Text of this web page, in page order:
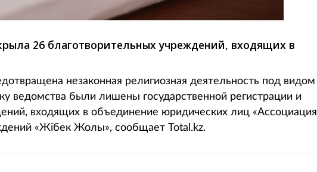
26 благотворительных учреждений, входящих в
незаконная религиозная деятельность под видом
ведомства были лишены государственной регистрации и
входящих в объединение юридических лиц «Ассоциация
«Жібек Жолы», сообщает Total.kz.